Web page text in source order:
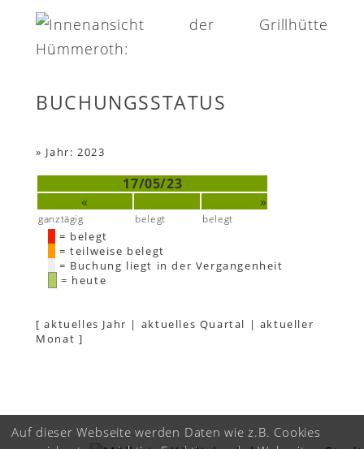
BUCHUNGSSTATUS
» Jahr: 2023
17/05/23
«
»
ganztägig belegt belegt
= belegt
= teilweise belegt
= Buchung liegt in der Vergangenheit
= heute
[aktuelles Jahr | aktuelles Quartal | aktueller
Monat ]
Auf dieser Webseite werden Daten wie z.B. Cookies